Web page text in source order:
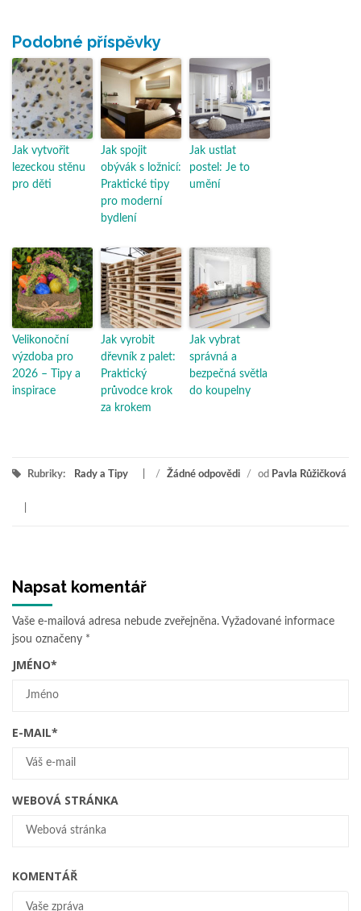
Podobné příspěvky
Jak vytvořit
lezeckou stěnu
pro děti
Jak spojit
obývák s ložnicí:
Praktické tipy
pro moderní
bydlení
Jak ustlat
postel: Je to
umění
Velikonoční
výzdoba pro
2026 – Tipy a
inspirace
Jak vyrobit
dřevník z palet:
Praktický
průvodce krok
za krokem
Jak vybrat
správná a
bezpečná světla
do koupelny
Rubriky: Rady a Tipy / Žádné odpovědi / od Pavla Růžičková
Napsat komentář
Vaše e-mailová adresa nebude zveřejněna. Vyžadované informace
jsou označeny *
JMÉNO*
E-MAIL*
WEBOVÁ STRÁNKA
KOMENTÁŘ